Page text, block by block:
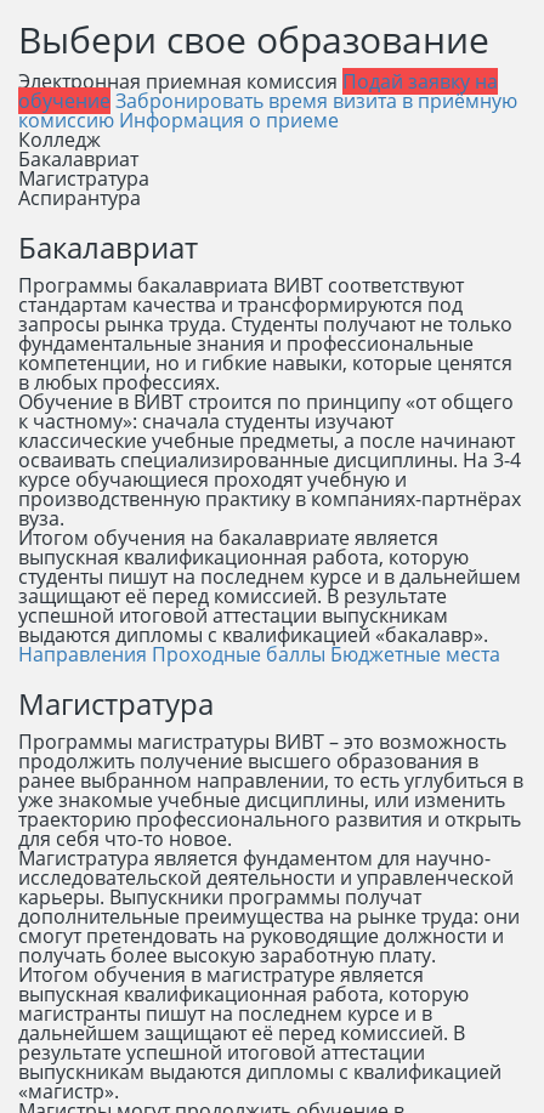
Выбери свое образование
Электронная приемная комиссия Подай заявку на
обучениеЗабронировать время визита в приёмную
комиссию Информация о приеме
Колледж
Бакалавриат
Магистратура
Аспирантура
Бакалавриат
Программы бакалавриата ВИВТ соответствуют
стандартам качества и трансформируются под
запросы рынка труда. Студенты получают не только
фундаментальные знания и профессиональные
компетенции, но и гибкие навыки, которые ценятся
в любых профессиях.
Обучение в ВИВТ строится по принципу «от общего
к частному»: сначала студенты изучают
классические учебные предметы, а после начинают
осваивать специализированные дисциплины. На 3-4
курсе обучающиеся проходят учебную и
производственную практику в компаниях-партнёрах
вуза.
Итогом обучения на бакалавриате является
выпускная квалификационная работа, которую
студенты пишут на последнем курсе и в дальнейшем
защищают её перед комиссией. В результате
успешной итоговой аттестации выпускникам
выдаются дипломы с квалификацией «бакалавр».
Направления Проходные баллы Бюджетные места
Магистратура
Программы магистратуры ВИВТ – это возможность
продолжить получение высшего образования в
ранее выбранном направлении, то есть углубиться в
уже знакомые учебные дисциплины, или изменить
траекторию профессионального развития и открыть
для себя что-то новое.
Магистратура является фундаментом для научно-
исследовательской деятельности и управленческой
карьеры. Выпускники программы получат
дополнительные преимущества на рынке труда: они
смогут претендовать на руководящие должности и
получать более высокую заработную плату.
Итогом обучения в магистратуре является
выпускная квалификационная работа, которую
магистранты пишут на последнем курсе и в
дальнейшем защищают её перед комиссией. В
результате успешной итоговой аттестации
выпускникам выдаются дипломы с квалификацией
«магистр».